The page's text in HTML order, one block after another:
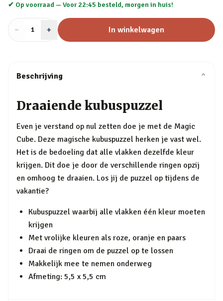
✔ Op voorraad —Voor 22:45 besteld, morgen in huis!
− Aantal
1 + In winkelwagen
Beschrijving ⌄
Draaiende kubuspuzzel
Even je verstand op nul zetten doe je met de Magic
Cube. Deze magische kubuspuzzel herken je vast wel.
Het is de bedoeling dat alle vlakken dezelfde kleur
krijgen. Dit doe je door de verschillende ringen opzij
en omhoog te draaien. Los jij de puzzel op tijdens de
vakantie?
Kubuspuzzel waarbij alle vlakken één kleur moeten
krijgen
Met vrolijke kleuren als roze, oranje en paars
Draai de ringen om de puzzel op te lossen
Makkelijk mee te nemen onderweg
Afmeting: 5,5 x 5,5 cm